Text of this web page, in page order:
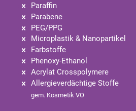
Paraffin
Parabene
PEG/PPG
Microplastik & Nanopartikel
Farbstoffe
Phenoxy-Ethanol
Acrylat Crosspolymere
Allergieverdächtige Stoffe
gem. Kosmetik VO